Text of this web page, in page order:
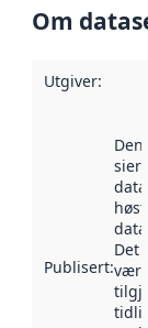
Om
Utgiver:
Publisert:
sier
Det
vært